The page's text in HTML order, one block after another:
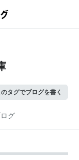
のタグでブログを書く
グ